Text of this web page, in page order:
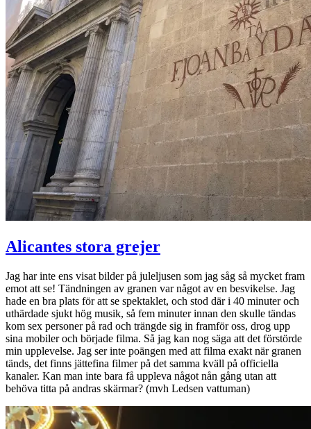
Alicantes stora grejer
Jag har inte ens visat bilder på juleljusen som jag såg så mycket fram
emot att se! Tändningen av granen var något av en besvikelse. Jag
hade en bra plats för att se spektaklet, och stod där i 40 minuter och
uthärdade sjukt hög musik, så fem minuter innan den skulle tändas
kom sex personer på rad och trängde sig in framför oss, drog upp
sina mobiler och började filma. Så jag kan nog säga att det förstörde
min upplevelse. Jag ser inte poängen med att filma exakt när granen
tänds, det finns jättefina filmer på det samma kväll på officiella
kanaler. Kan man inte bara få uppleva något nån gång utan att
behöva titta på andras skärmar? (mvh Ledsen vattuman)